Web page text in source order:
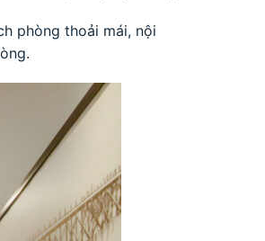
phòng thoải mái, nội